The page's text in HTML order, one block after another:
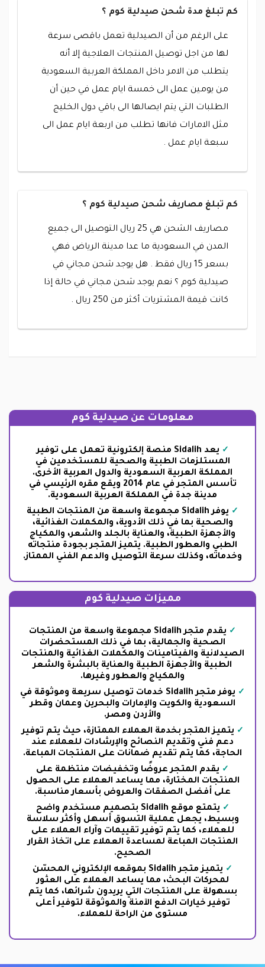
كم تبلغ مدة شحن صيدلية كوم ؟
على الرغم من أن الصيدلية تعمل باقصى سرعة
لها من اجل توصيل المنتجات العلاجية إلا أنه
يتطلب من الامر داخل المملكة العربية السعودية
من يومين عمل الى خمسة ايام عمل في حين أن
الطلبات التي يتم ايصالها الى باقي دول الخليج
مثل الامارات فانها تطلب من اربعة ايام عمل الى
سبعة ايام عمل .
كم تبلغ مصاريف شحن صيدلية كوم ؟
مصاريف الشحن هي 25 ريال التوصيل الى جميع
المدن في السعودية ما عدا مدينة الرياض فهي
بسعر 15 ريال فقط . هل يوجد شحن مجاني في
صيدلية كوم ؟ نعم يوجد شحن مجاني في حالة إذا
كانت قيمة المشتريات أكثر من 250 ريال .
معلومات عن صيدلية كوم
يعد Sidalih منصة إلكترونية تعمل على توفير
المستلزمات الطبية والصحية للمستخدمين في
المملكة العربية السعودية والدول العربية الأخرى.
تأسس المتجر في عام 2014 ويقع مقره الرئيسي في
مدينة جدة في المملكة العربية السعودية.
يوفر Sidalih مجموعة واسعة من المنتجات الطبية
والصحية بما في ذلك الأدوية، والمكملات الغذائية،
والأجهزة الطبية، والعناية بالجلد والشعر، والمكياج
الطبي والعطور الطبية. يتميز المتجر بجودة منتجاته
وخدماته، وكذلك سرعة التوصيل والدعم الفني الممتاز.
مميزات صيدلية كوم
يقدم متجر Sidalih مجموعة واسعة من المنتجات
الصحية والجمالية، بما في ذلك المستحضرات
الصيدلانية والفيتامينات والمكملات الغذائية والمنتجات
الطبية والأجهزة الطبية والعناية بالبشرة والشعر
والمكياج والعطور وغيرها.
يوفر متجر Sidalih خدمات توصيل سريعة وموثوقة في
السعودية والكويت والإمارات والبحرين وعمان وقطر
والأردن ومصر.
يتميز المتجر بخدمة العملاء الممتازة، حيث يتم توفير
دعم فني وتقديم النصائح والإرشادات للعملاء عند
الحاجة، كما يتم تقديم ضمانات على المنتجات المباعة.
يقدم المتجر عروضًا وتخفيضات منتظمة على
المنتجات المختارة، مما يساعد العملاء على الحصول
على أفضل الصفقات والعروض بأسعار مناسبة.
يتمتع موقع Sidalih بتصميم مستخدم واضح
وبسيط، يجعل عملية التسوق أسهل وأكثر سلاسة
للعملاء، كما يتم توفير تقييمات وآراء العملاء على
المنتجات المباعة لمساعدة العملاء على اتخاذ القرار
الصحيح.
يتميز متجر Sidalih بموقعه الإلكتروني المحسّن
لمحركات البحث، مما يساعد العملاء على العثور
بسهولة على المنتجات التي يريدون شرائها، كما يتم
توفير خيارات الدفع الآمنة والموثوقة لتوفير أعلى
مستوى من الراحة للعملاء.